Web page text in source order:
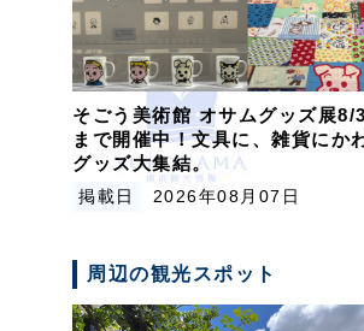
そごう美術館 オサムグッズ展8/
まで開催中！文具に、雑貨にか
グッズ大集結。
掲載日 2026年08月07日
周辺の観光スポット